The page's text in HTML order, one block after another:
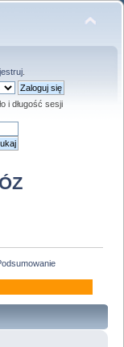
.
i długość sesji